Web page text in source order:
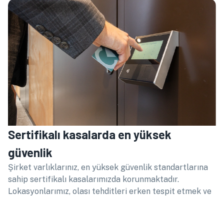
Sertifikalı kasalarda en yüksek
güvenlik
Şirket varlıklarınız, en yüksek güvenlik standartlarına
sahip sertifikalı kasalarımızda korunmaktadır.
Lokasyonlarımız, olası tehditleri erken tespit etmek ve